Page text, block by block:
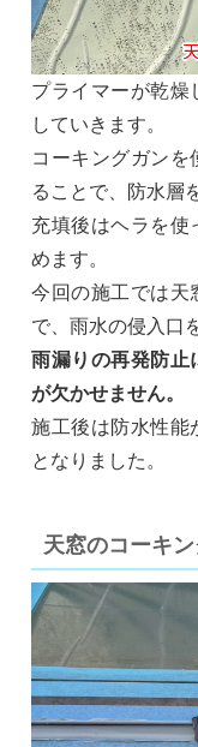
プライマーが乾燥
していきます。
コーキングガンを
ることで、防水層
充填後はヘラを使
めます。
今回の施工では天
で、雨水の侵入口
雨漏りの再発防止
が欠かせません。
施工後は防水性能
となりました。
天窓のコーキ